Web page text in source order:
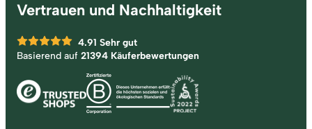
Vertrauen und Nachhaltigkeit
4.91 Sehr gut
Basierend auf 21394 Käuferbewertungen